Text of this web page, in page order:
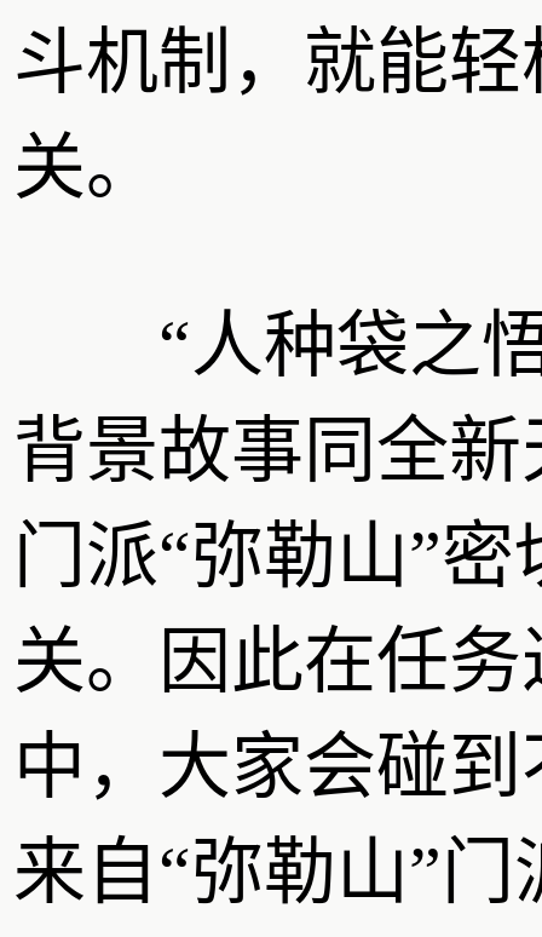
斗机制，就能轻
关。
“人种袋之
背景故事同全新
门派“弥勒山”密
关。因此在任务
中，大家会碰到
来自“弥勒山”门